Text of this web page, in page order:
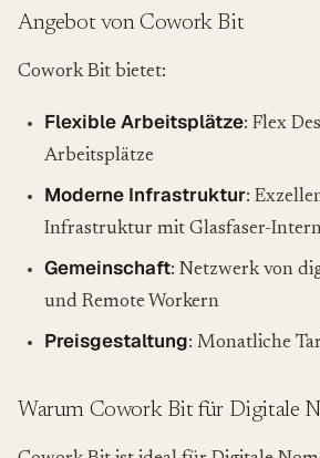
Angebot von Cowork Bit
Cowork Bit bietet:
Flexible Arbeitsplätze: Flex
Arbeitsplätze
Moderne Infrastruktur:
Infrastruktur mit Glasfaser-
Gemeinschaft: Netzwerk von
und Remote Workern
Preisgestaltung: Monatliche
Warum Cowork Bit für Digitale